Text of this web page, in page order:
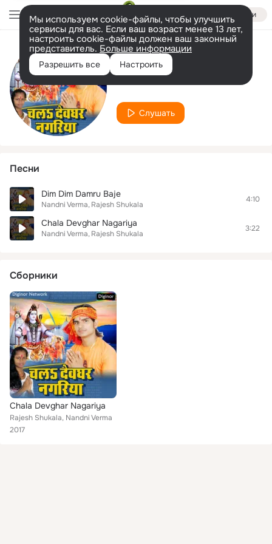
Войти
Мы используем cookie-файлы, чтобы улучшить
сервисы для вас. Если ваш возраст менее 13 лет,
настроить cookie-файлы должен ваш законный
представитель. Больше информации
Разрешить все Настроить
Исполнитель
Nandni Verma
Слушать
Песни
Dim Dim Damru Baje
Nandni Verma Rajesh Shukala
4:10
Chala Devghar Nagariya
Nandni Verma Rajesh Shukala
3:22
Сборники
Chala Devghar Nagariya
Rajesh Shukala, Nandni Verma
2017